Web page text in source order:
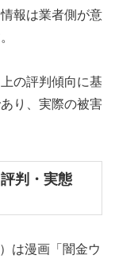
報は業者側が意
の評判傾向に基
り、実際の被害
判・実態
は漫画「闇金ウ